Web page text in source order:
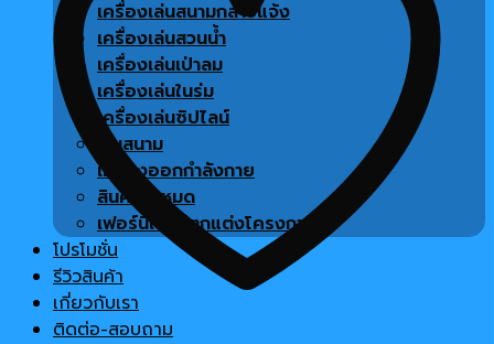
เครื่องเล่นสนามกลางแจ้ง
เครื่องเล่นสวนน้ำ
เครื่องเล่นเป่าลม
เครื่องเล่นในร่ม
เครื่องเล่นซิปไลน์
พื้นสนาม
เครื่องออกกำลังกาย
สินค้าทั้งหมด
เฟอร์นิเจอร์ตกแต่งโครงการ
โปรโมชั่น
รีวิวสินค้า
เกี่ยวกับเรา
ติดต่อ-สอบถาม